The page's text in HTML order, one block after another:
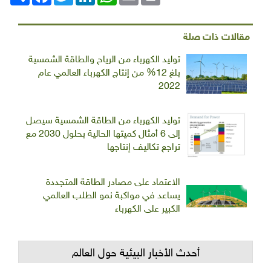
مقالات ذات صلة
توليد الكهرباء من الرياح والطاقة الشمسية
بلغ 12% من إنتاج الكهرباء العالمي عام
2022
توليد الكهرباء من الطاقة الشمسية سيصل
إلى 6 أمثال كميتها الحالية بحلول 2030 مع
تراجع تكاليف إنتاجها
الاعتماد على مصادر الطاقة المتجددة
يساعد في مواكبة نمو الطلب العالمي
الكبير على الكهرباء
أحدث الأخبار البيئية حول العالم